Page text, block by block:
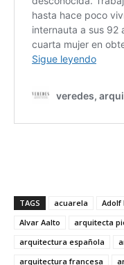
TAGS acuarela Adolf
Alvar Aalto
arquitecta
arquitectura española
arquitectura francesa